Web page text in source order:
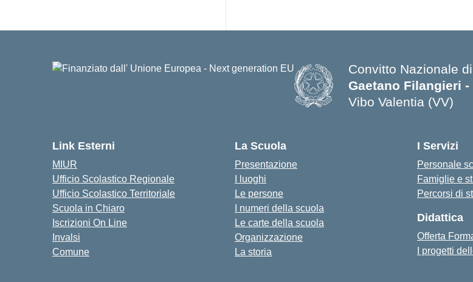
Convitto Nazionale
Gaetano Filangieri
Vibo Valentia (VV)
Link Esterni
MIUR
Ufficio Scolastico Regionale
Ufficio Scolastico Territoriale
Scuola in Chiaro
Iscrizioni On Line
Invalsi
Comune
La Scuola
Presentazione
I luoghi
Le persone
I numeri della scuola
Le carte della scuola
Organizzazione
La storia
I Servizi
Personale
Famiglie e
Percorsi di
Didattica
Offerta
I progetti